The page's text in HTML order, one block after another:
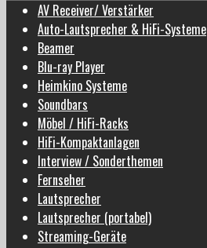
AV Receiver/ Verstärker
Auto-Lautsprecher & HiFi-Systeme
Beamer
Blu-ray Player
Heimkino Systeme
Soundbars
Möbel / HiFi-Racks
HiFi-Kompaktanlagen
Interview / Sonderthemen
Fernseher
Lautsprecher
Lautsprecher (portabel)
Streaming-Geräte